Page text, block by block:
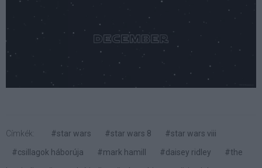
Címkék: #star wars #star wars 8
#star wars viii
#csillagok háborúja
#mark hamill #daisey ridley
#the